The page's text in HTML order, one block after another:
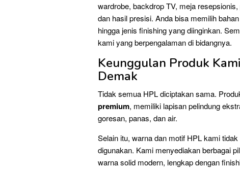
wardrobe, backdrop TV, meja
dan hasil presisi. Anda bisa memilih
hingga jenis finishing yang diinginkan.
kami yang berpengalaman di bidangnya.
Keunggulan Produk
Demak
Tidak semua HPL diciptakan sama.
premium, memiliki lapisan pelindung
goresan, panas, dan air.
Selain itu, warna dan motif HPL kami
digunakan. Kami menyediakan berbagai
warna solid modern, lengkap dengan